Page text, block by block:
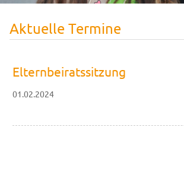
Aktuelle Termine
Elternbeiratssitzung
01.02.2024